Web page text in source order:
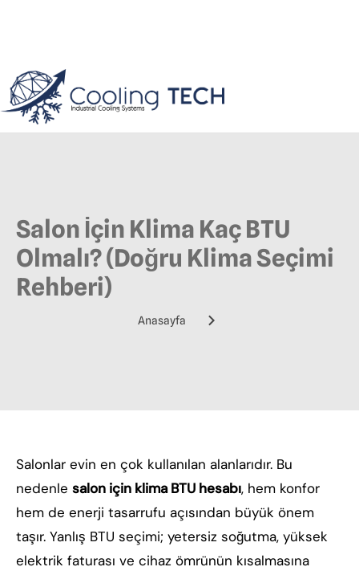
Salon İçin Klima Kaç BTU
Olmalı? (Doğru Klima Seçimi
Rehberi)
Anasayfa
Salonlar evin en çok kullanılan alanlarıdır. Bu
nedenle salon için klima BTU hesabı, hem konfor
hem de enerji tasarrufu açısından büyük önem
taşır. Yanlış BTU seçimi; yetersiz soğutma, yüksek
elektrik faturası ve cihaz ömrünün kısalmasına